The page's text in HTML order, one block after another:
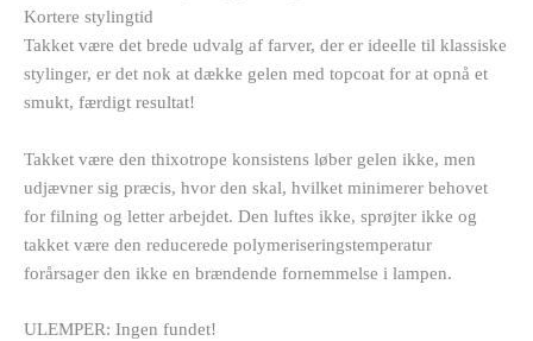
Kortere stylingtid
Takket være det brede udvalg af farver, der er ideelle til klassiske
stylinger, er det nok at dække gelen med topcoat for at opnå et
smukt, færdigt resultat!
Takket være den thixotrope konsistens løber gelen ikke, men
udjævner sig præcis, hvor den skal, hvilket minimerer behovet
for filning og letter arbejdet. Den luftes ikke, sprøjter ikke og
takket være den reducerede polymeriseringstemperatur
forårsager den ikke en brændende fornemmelse i lampen.
ULEMPER: Ingen fundet!